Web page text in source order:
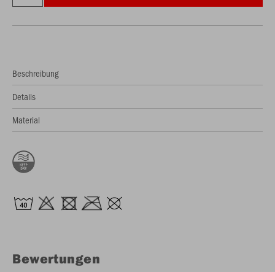
Beschreibung
Details
Material
Bewertungen